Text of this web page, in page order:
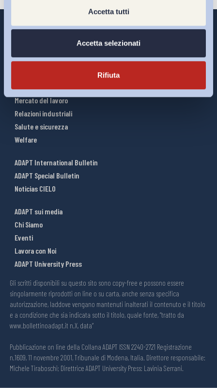
Accetta tutti
Accetta selezionati
Rifiuta
Interventi ADAPT
Riforme del lavoro
Mercato del lavoro
Relazioni industriali
Salute e sicurezza
Welfare
ADAPT International Bulletin
ADAPT Special Bulletin
Noticias CIELO
ADAPT sui media
Chi Siamo
Eventi
Lavora con Noi
ADAPT University Press
Gli scritti disponibili su questo sito sono copy-free e possono essere
singolarmente riprodotti on line o su carta, anche senza specifica
autorizzazione, laddove vengano mantenuti inalterati il contenuto e il titolo
e a condizione che sia indicata sotto il titolo, quale fonte, “tratto da
www.bollettinoadapt.it n.X, data“
Pubblicazione on line della Collana ADAPT ISSN 2240-2721 Registrazione
n.1609, 11 novembre 2001, Tribunale di Modena, Italia. Direttore responsabile:
Michele Tiraboschi; Direttrice ADAPT University Press: Lavinia Serrani.